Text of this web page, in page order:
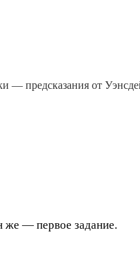
— предсказания от
же — первое задание.